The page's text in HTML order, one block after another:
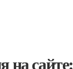
на сайте: